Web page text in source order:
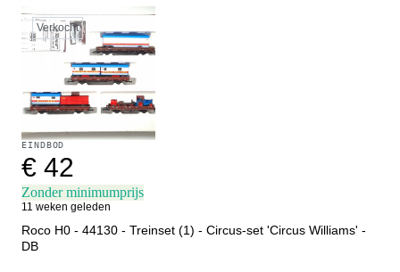
Verkocht
EINDBOD
€ 42
Zonder minimumprijs
11 weken geleden
Roco H0 - 44130 - Treinset (1) - Circus-set 'Circus Williams' -
DB